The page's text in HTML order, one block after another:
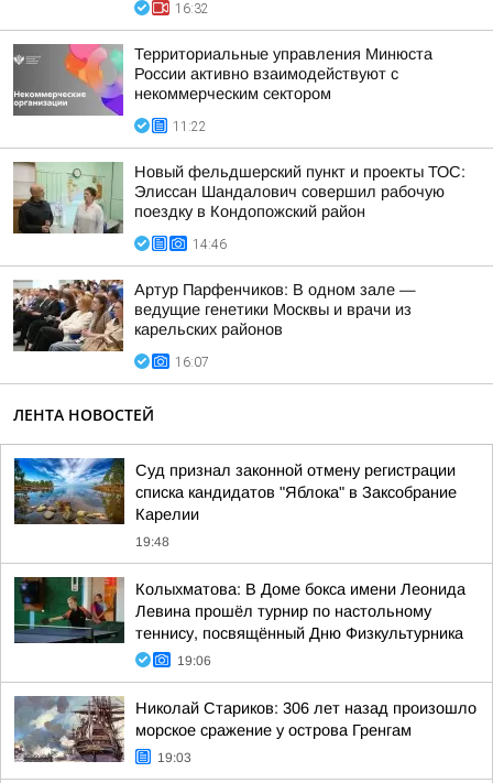
16:32
Территориальные управления Минюста
России активно взаимодействуют с
некоммерческим сектором
11:22
Новый фельдшерский пункт и проекты ТОС:
Элиссан Шандалович совершил рабочую
поездку в Кондопожский район
14:46
Артур Парфенчиков: В одном зале —
ведущие генетики Москвы и врачи из
карельских районов
16:07
ЛЕНТА НОВОСТЕЙ
Суд признал законной отмену регистрации
списка кандидатов "Яблока" в Заксобрание
Карелии
19:48
Колыхматова: В Доме бокса имени Леонида
Левина прошёл турнир по настольному
теннису, посвящённый Дню Физкультурника
19:06
Николай Стариков: 306 лет назад произошло
морское сражение у острова Гренгам
19:03